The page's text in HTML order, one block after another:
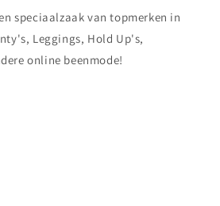
speciaalzaak van topmerken in
Leggings, Hold Up's,
online beenmode!